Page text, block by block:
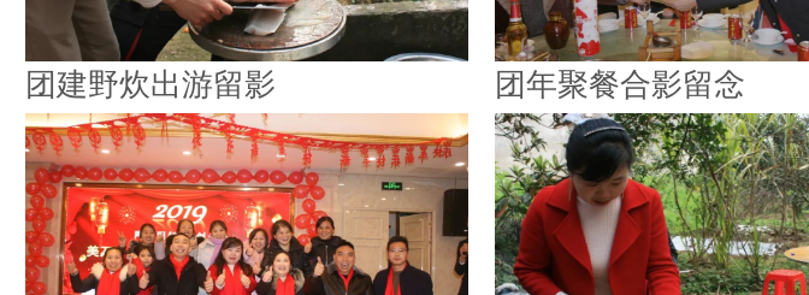
团建野炊出游留影 团年聚餐合影留念